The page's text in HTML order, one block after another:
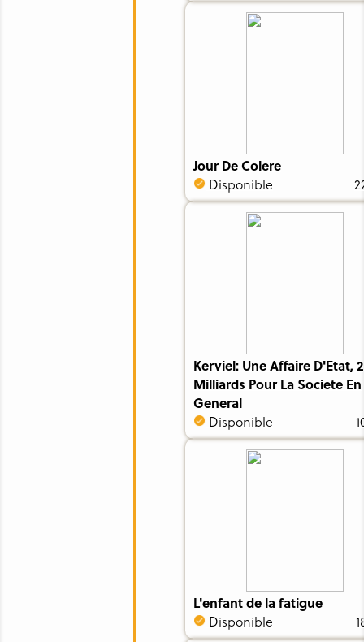
Jour De Colere
Disponible
Kerviel: Une Affaire D'Etat, 2
Milliards Pour La Societe En
General
Disponible
L'enfant de la fatigue
Disponible